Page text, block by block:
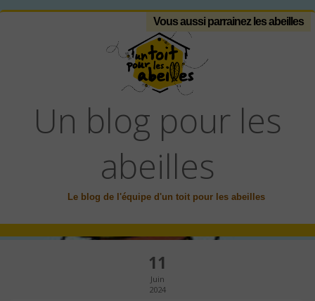
Vous aussi parrainez les abeilles
Un blog pour les
abeilles
Le blog de l'équipe d'un toit pour les abeilles
11
Juin
2024